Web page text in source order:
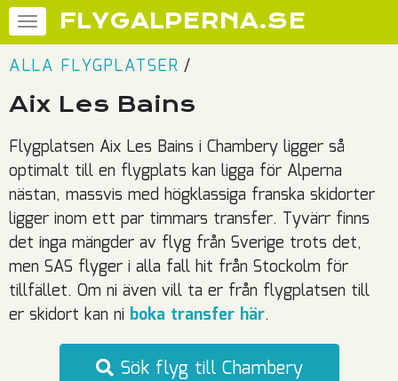
FLYGALPERNA.SE
ALLA FLYGPLATSER /
Aix Les Bains
Flygplatsen Aix Les Bains i Chambery ligger så
optimalt till en flygplats kan ligga för Alperna
nästan, massvis med högklassiga franska skidorter
ligger inom ett par timmars transfer. Tyvärr finns
det inga mängder av flyg från Sverige trots det,
men SAS flyger i alla fall hit från Stockolm för
tillfället. Om ni även vill ta er från flygplatsen till
er skidort kan ni boka transfer här.
Sök flyg till Chambery